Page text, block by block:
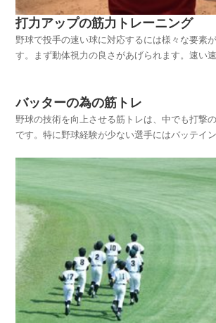
打力アップの筋力トレーニング
野球で投手の速い球に対応するには様々な要素
す。まず動体視力の良さがあげられます。速い
くているものに対して反応することで対応力ア
バッターの為の筋トレ
野球の技術を向上させる筋トレは、中でも打撃
です。特に野球経験が少ない選手にはバッテイ
す。ボールを飛ばす必要がある打者は、打って
が、その時にどちらを重視するかで筋トレ方法